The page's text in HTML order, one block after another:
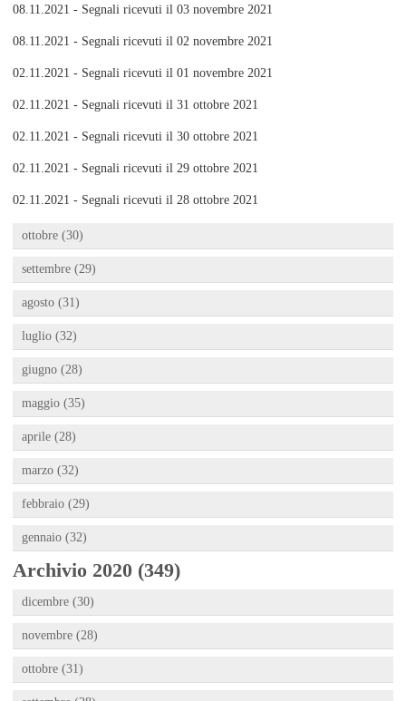
08.11.2021 - Segnali ricevuti il 03 novembre 2021
08.11.2021 - Segnali ricevuti il 02 novembre 2021
02.11.2021 - Segnali ricevuti il 01 novembre 2021
02.11.2021 - Segnali ricevuti il 31 ottobre 2021
02.11.2021 - Segnali ricevuti il 30 ottobre 2021
02.11.2021 - Segnali ricevuti il 29 ottobre 2021
02.11.2021 - Segnali ricevuti il 28 ottobre 2021
ottobre (30)
settembre (29)
agosto (31)
luglio (32)
giugno (28)
maggio (35)
aprile (28)
marzo (32)
febbraio (29)
gennaio (32)
Archivio 2020 (349)
dicembre (30)
novembre (28)
ottobre (31)